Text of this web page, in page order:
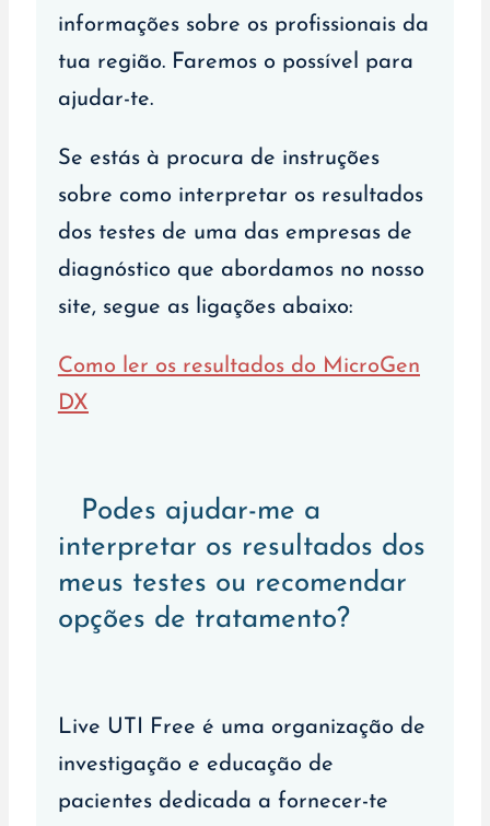
informações sobre os profissionais da
tua região. Faremos o possível para
ajudar-te.
Se estás à procura de instruções
sobre como interpretar os resultados
dos testes de uma das empresas de
diagnóstico que abordamos no nosso
site, segue as ligações abaixo:
Como ler os resultados do MicroGen
DX
Podes ajudar-me a
interpretar os resultados dos
meus testes ou recomendar
opções de tratamento?
Live UTI Free é uma organização de
investigação e educação de
pacientes dedicada a fornecer-te